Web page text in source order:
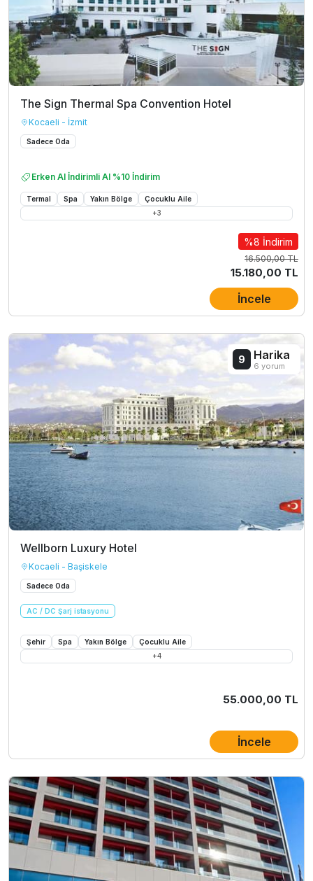
The Sign Thermal Spa Convention Hotel
Kocaeli - İzmit
Sadece Oda
Erken Al İndirimli Al %10 İndirim
Termal Spa Yakın Bölge
Çocuklu Aile
+3
%8 İndirim
16.500,00 TL
15.180,00 TL
İncele
Wellborn Luxury Hotel
Kocaeli - Başiskele
Sadece Oda
AC / DC Şarj istasyonu
Şehir Spa Yakın Bölge
Çocuklu Aile
+4
9 Harika
6 yorum
55.000,00 TL
İncele